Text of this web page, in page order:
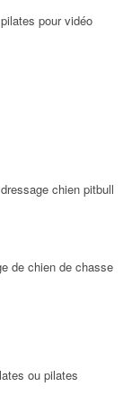
pour vidéo
chien pitbull
de chien de chasse
ou pilates